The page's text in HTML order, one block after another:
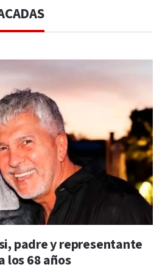
padre y representante
los 68 años